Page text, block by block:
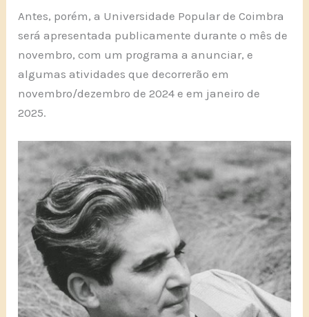
Antes, porém, a Universidade Popular de Coimbra
será apresentada publicamente durante o mês de
novembro, com um programa a anunciar, e
algumas atividades que decorrerão em
novembro/dezembro de 2024 e em janeiro de
2025.